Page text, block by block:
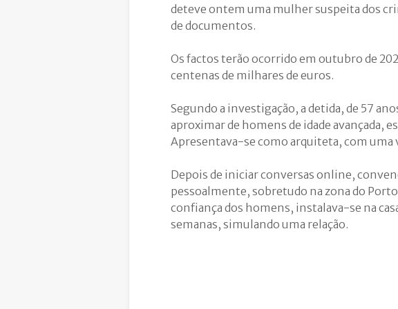
deteve ontem uma mulher suspeita dos
de documentos.
Os factos terão ocorrido em outubro de
centenas de milhares de euros.
Segundo a investigação, a detida, de 57
aproximar de homens de idade avançada,
Apresentava-se como arquiteta, com uma
Depois de iniciar conversas online,
pessoalmente, sobretudo na zona do
confiança dos homens, instalava-se na
semanas, simulando uma relação.